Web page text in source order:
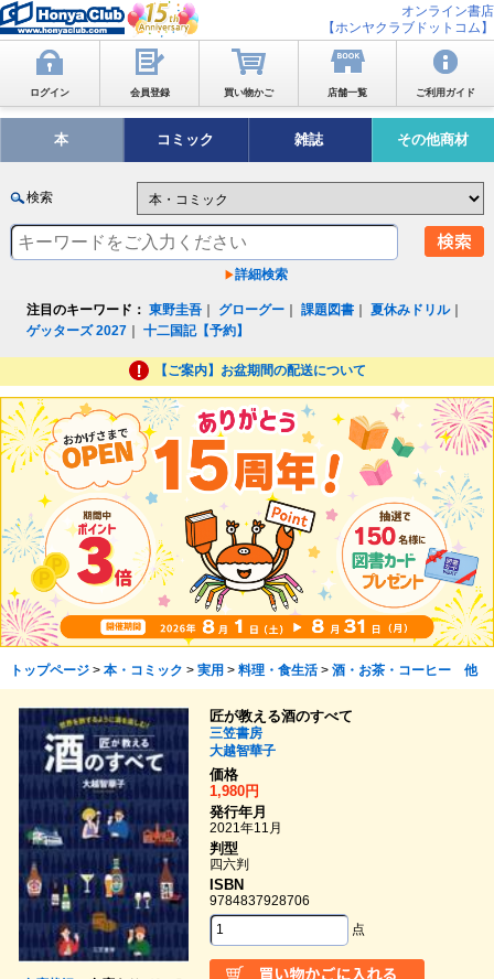
オンライン書店
【ホンヤクラブドットコム】
ログイン 会員登録 買い物かご 店舗一覧 ご利用ガイド
本 コミック 雑誌 その他商材
検索
詳細検索
注目のキーワード： 東野圭吾 グローグー ｜課題図書 ｜夏休みドリル｜
ゲッターズ 2027 ｜十二国記【予約】
【ご案内】お盆期間の配送について
トップページ> 本・コミック > 実用 > 料理・食生活> 酒・お茶・コーヒー 他
匠が教える酒のすべて
三笠書房
大越智華子
価格
1,980円
発行年月
2021年11月
判型
四六判
ISBN
9784837928706
点